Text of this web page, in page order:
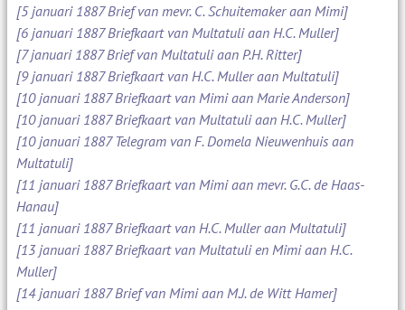
[5 januari 1887 Brief van mevr. C. Schuitemaker aan Mimi]
[6 januari 1887 Briefkaart van Multatuli aan H.C. Muller]
[7 januari 1887 Brief van Multatuli aan P.H. Ritter]
[9 januari 1887 Briefkaart van H.C. Muller aan Multatuli]
[10 januari 1887 Briefkaart van Mimi aan Marie Anderson]
[10 januari 1887 Briefkaart van Multatuli aan H.C. Muller]
[10 januari 1887 Telegram van F. Domela Nieuwenhuis aan
Multatuli]
[11 januari 1887 Briefkaart van Mimi aan mevr. G.C. de Haas-
Hanau]
[11 januari 1887 Briefkaart van H.C. Muller aan Multatuli]
[13 januari 1887 Briefkaart van Multatuli en Mimi aan H.C.
Muller]
[14 januari 1887 Brief van Mimi aan M.J. de Witt Hamer]